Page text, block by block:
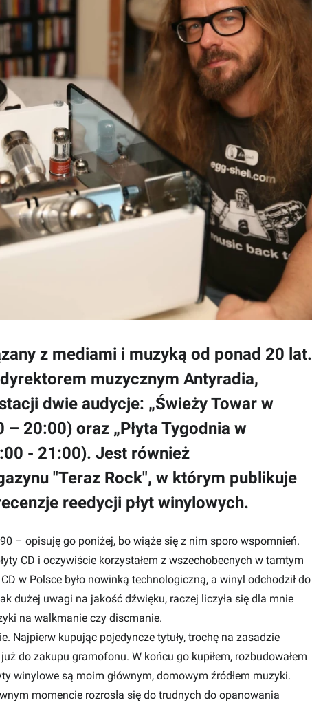
z mediami i muzyką od ponad 20 lat.
muzycznym Antyradia,
dwie audycje: „Świeży Towar w
20:00) oraz „Płyta Tygodnia w
- 21:00). Jest również
"Teraz Rock", w którym publikuje
reedycji płyt winylowych.
– opisuję go poniżej, bo wiąże się z nim sporo wspomnień.
CD i oczywiście korzystałem z wszechobecnych w tamtym
w Polsce było nowinką technologiczną, a winyl odchodził do
dużej uwagi na jakość dźwięku, raczej liczyła się dla mnie
na walkmanie czy discmanie.
Najpierw kupując pojedyncze tytuły, trochę na zasadzie
do zakupu gramofonu. W końcu go kupiłem, rozbudowałem
winylowe są moim głównym, domowym źródłem muzyki.
momencie rozrosła się do trudnych do opanowania